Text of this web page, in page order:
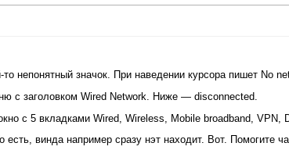
непонятный значок. При наведении курсора пишет No
с заголовком Wired Network. Ниже — disconnected.
с 5 вкладками Wired, Wireless, Mobile broadband, VPN,
винда например сразу нэт находит. Вот. Помогите